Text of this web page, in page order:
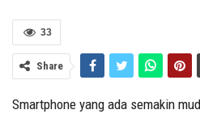
33
Share
Smartphone yang ada semakin